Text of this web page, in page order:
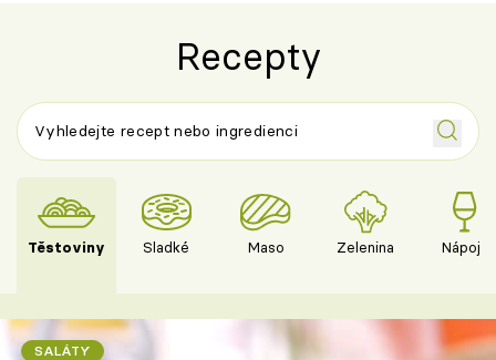
Recepty
Těstoviny Sladké Maso Zelenina Nápoje
SALÁTY